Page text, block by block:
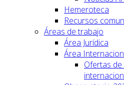
Hemeroteca
Recursos
Áreas de trabajo
Área Jurídica
Área
Ofertas